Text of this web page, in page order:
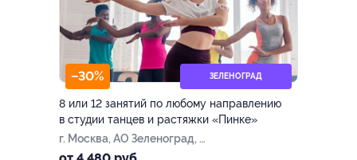
–30% ЗЕЛЕНОГРАД
8 или 12 занятий по любому направлению
в студии танцев и растяжки «Пинке»
г. Москва, АО Зеленоград, к.
454